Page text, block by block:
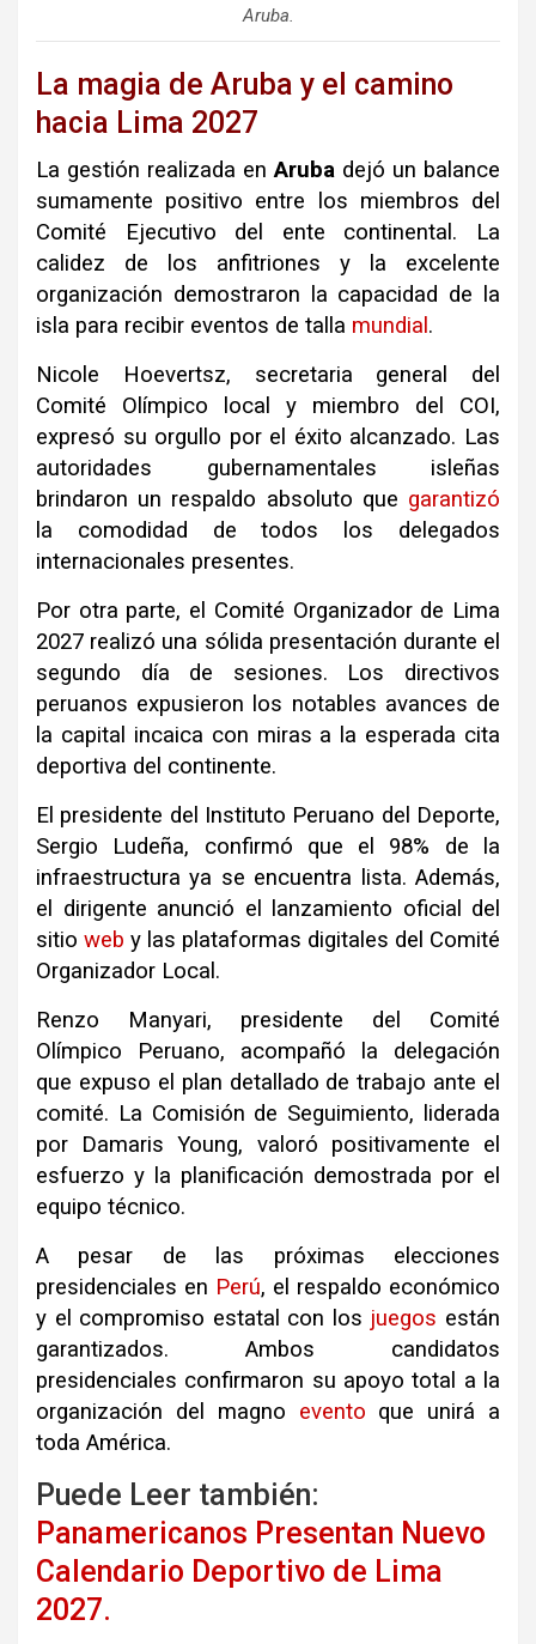
Aruba.
La magia de Aruba y el camino
hacia Lima 2027
La gestión realizada enAruba dejó un balance
sumamente positivo entre los miembros del
Comité Ejecutivo del ente continental. La
calidez de los anfitriones y la excelente
organización demostraron la capacidad de la
isla para recibir eventos de talla mundial .
Nicole Hoevertsz, secretaria general del
Comité Olímpico local y miembro del COI,
expresó su orgullo por el éxito alcanzado. Las
autoridades gubernamentales isleñas
brindaron un respaldo absoluto que garantizó
la comodidad de todos los delegados
internacionales presentes.
Por otra parte, el Comité Organizador de Lima
2027 realizó una sólida presentación durante el
segundo día de sesiones. Los directivos
peruanos expusieron los notables avances de
la capital incaica con miras a la esperada cita
deportiva del continente.
El presidente del Instituto Peruano del Deporte,
Sergio Ludeña, confirmó que el 98% de la
infraestructura ya se encuentra lista. Además,
el dirigente anunció el lanzamiento oficial del
sitio web y las plataformas digitales del Comité
Organizador Local.
Renzo Manyari, presidente del Comité
Olímpico Peruano, acompañó la delegación
que expuso el plan detallado de trabajo ante el
comité. La Comisión de Seguimiento, liderada
por Damaris Young, valoró positivamente el
esfuerzo y la planificación demostrada por el
equipo técnico.
A pesar de las próximas elecciones
presidenciales en Perú, el respaldo económico
y el compromiso estatal con los juegos están
garantizados. Ambos candidatos
presidenciales confirmaron su apoyo total a la
organización del magno evento que unirá a
toda América.
Puede Leer también:
Panamericanos Presentan Nuevo
Calendario Deportivo de Lima
2027.